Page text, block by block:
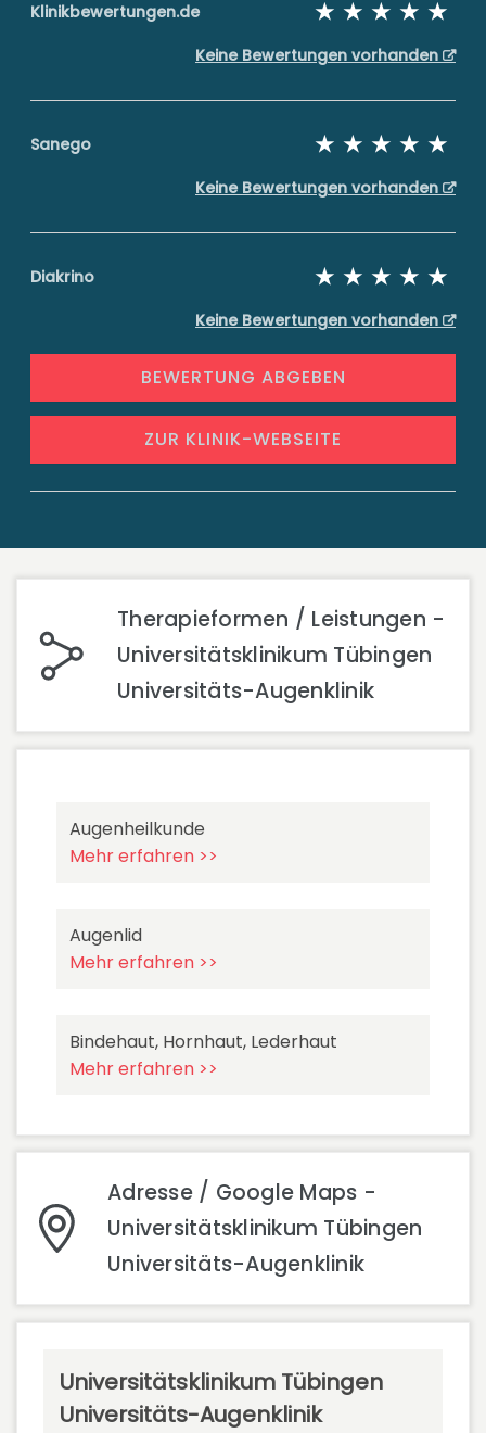
Klinikbewertungen.de
Keine Bewertungen vorhanden
Sanego
Keine Bewertungen vorhanden
Diakrino
Keine Bewertungen vorhanden
BEWERTUNG ABGEBEN
ZUR KLINIK-WEBSEITE
Therapieformen / Leistungen -
Universitätsklinikum Tübingen
Universitäts-Augenklinik
Augenheilkunde
Mehr erfahren >>
Augenlid
Mehr erfahren >>
Bindehaut, Hornhaut, Lederhaut
Mehr erfahren >>
Adresse / Google Maps -
Universitätsklinikum Tübingen
Universitäts-Augenklinik
Universitätsklinikum Tübingen
Universitäts-Augenklinik